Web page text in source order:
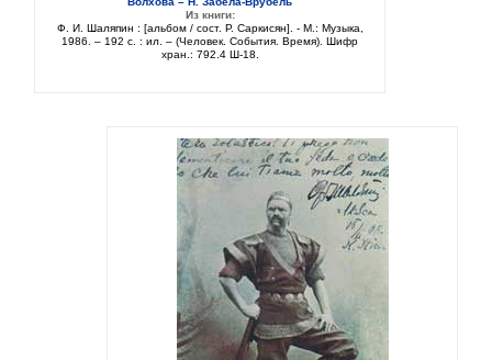
Из книги:
Ф. И. Шаляпин : [альбом / сост. Р. Саркисян]. - М.: Музыка,
1986. – 192 с. : ил. – (Человек. События. Время). Шифр
хран.: 792.4 Ш-18.